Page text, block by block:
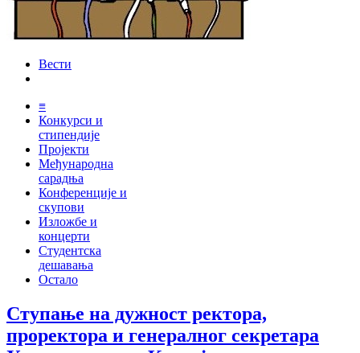
Вести
≡
Конкурси и
стипендије
Пројекти
Међународна
сарадња
Конференције и
скупови
Изложбе и
концерти
Студентска
дешавања
Остало
Ступање на дужност ректора,
проректора и генералног секретара